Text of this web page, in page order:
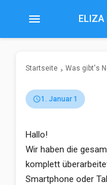
menu
Startseite Was gibt's
schedule1. Januar 1
Hallo!
Wir haben die
komplett
Smartphone oder